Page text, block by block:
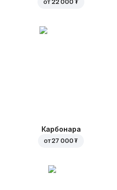
от 22 000 ₮
Карбонара
от27 000 ₮